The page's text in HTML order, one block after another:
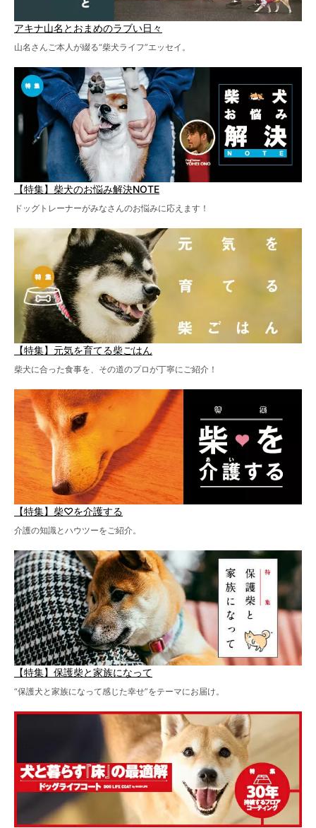
アキナ山名とおまめのラブい日々
山名さんご本人が綴る“柴犬ライフ”エッセイ。
【特集】柴犬のお悩み解決NOTE
ドッグトレーナーがみなさんのお悩みに応えます！
【特集】元気を育てる柴ごはん
柴犬に合った食事を、その道のプロが丁寧にご紹介！
【特集】柴♡を介護する
介護の知識とハウツーをご紹介。
【特集】保護柴と家族になって
“保護犬と家族になって感じた幸せ”をテーマにお届け。